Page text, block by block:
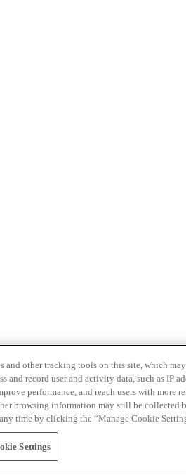
and other tracking tools on this site, which
and record user and activity data, such as IP
performance, and reach users with
browsing information may still be collected
time by clicking the “Manage Cookie
Settings